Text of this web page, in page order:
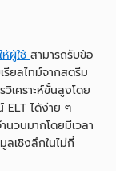
ผู้ใช้ สามารถรับข้อ
รียลไทม์จากสตรีม
เคราะห์ขั้นสูงโดย
ELT ได้ง่าย ๆ
วนมากโดยมีเวลา
เชิงลึกในไม่กี่